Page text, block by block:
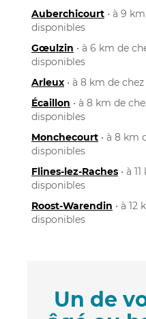
Auberchicourt • à 9
disponibles
Gœulzin • à 6 km de
disponibles
Arleux • à 8 km de
Écaillon • à 8 km de
disponibles
Monchecourt • à 8 km
disponibles
Flines-lez-Raches • à
disponibles
Roost-Warendin • à
disponibles
Un de